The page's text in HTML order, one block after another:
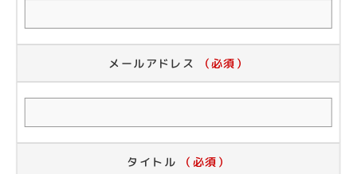
メールアドレス （必須）
タイトル （必須）